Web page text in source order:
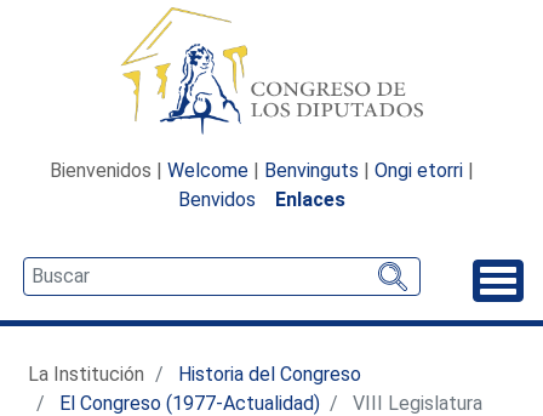
Bienvenidos | Welcome | Benvinguts | Ongi etorri |
Benvidos
Enlaces
La Institución
Historia del Congreso
El Congreso (1977-Actualidad)
VIII Legislatura